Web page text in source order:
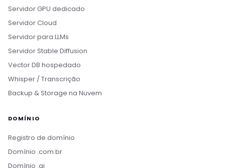
Servidor GPU dedicado
Servidor Cloud
Servidor para LLMs
Servidor Stable Diffusion
Vector DB hospedado
Whisper / Transcrição
Backup & Storage na Nuvem
DOMÍNIO
Registro de domínio
Domínio .com.br
Domínio .ai